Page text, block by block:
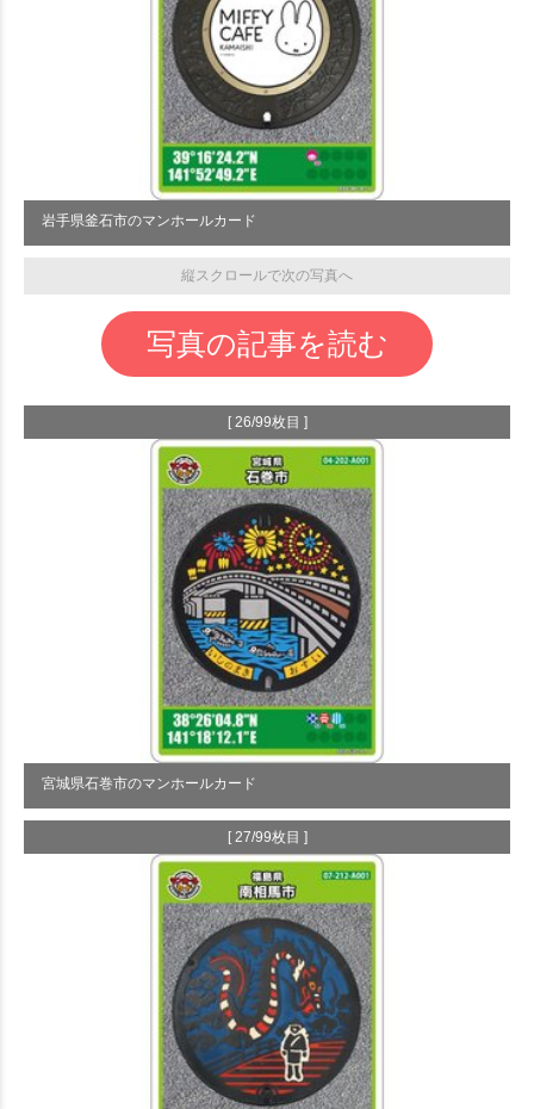
岩手県釜石市のマンホールカード
縦スクロールで次の写真へ
写真の記事を読む
[ 26/99枚目 ]
宮城県石巻市のマンホールカード
[ 27/99枚目 ]